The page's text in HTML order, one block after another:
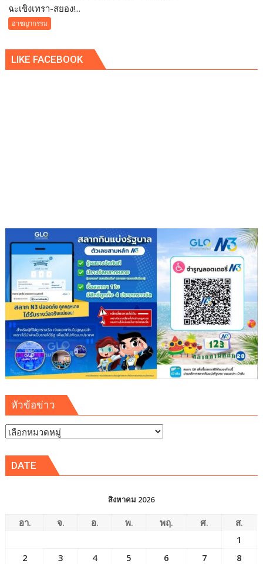
แปดริ้ว
ฉะเชิงเทรา-สยอง!...
อาชญากรรม
LIKE FACEBOOK
หัวข้อข่าว
หัวข้อ
DATE
สิงหาคม 2026
อา. จ. อ. พ. พฤ. ศ.
ส.
1
2
3 4 5 6 7
8